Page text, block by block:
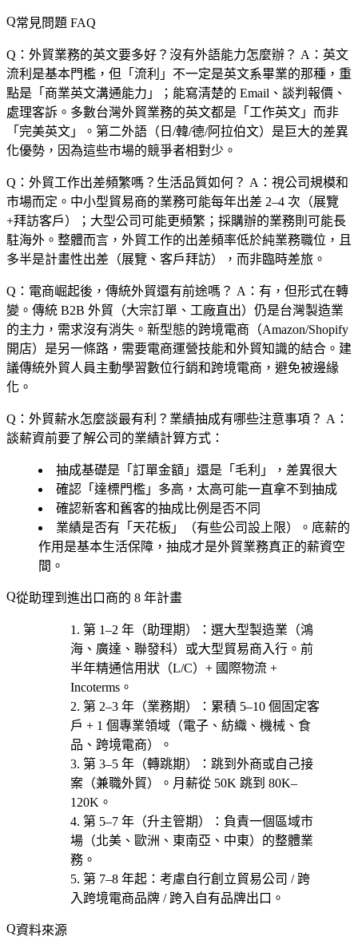
常見問題 FAQ
Q：外貿業務的英文要多好？沒有外語能力怎麼辦？ A：英文
流利是基本門檻，但「流利」不一定是英文系畢業的那種，重
點是「商業英文溝通能力」；能寫清楚的 Email、談判報價、
處理客訴。多數台灣外貿業務的英文都是「工作英文」而非
「完美英文」。第二外語（日/韓/德/阿拉伯文）是巨大的差異
化優勢，因為這些市場的競爭者相對少。
Q：外貿工作出差頻繁嗎？生活品質如何？ A：視公司規模和
市場而定。中小型貿易商的業務可能每年出差 2–4 次（展覽
+拜訪客戶）；大型公司可能更頻繁；採購辦的業務則可能長
駐海外。整體而言，外貿工作的出差頻率低於純業務職位，且
多半是計畫性出差（展覽、客戶拜訪），而非臨時差旅。
Q：電商崛起後，傳統外貿還有前途嗎？ A：有，但形式在轉
變。傳統 B2B 外貿（大宗訂單、工廠直出）仍是台灣製造業
的主力，需求沒有消失。新型態的跨境電商（Amazon/Shopify
開店）是另一條路，需要電商運營技能和外貿知識的結合。建
議傳統外貿人員主動學習數位行銷和跨境電商，避免被邊緣
化。
Q：外貿薪水怎麼談最有利？業績抽成有哪些注意事項？ A：
談薪資前要了解公司的業績計算方式：
抽成基礎是「訂單金額」還是「毛利」，差異很大
確認「達標門檻」多高，太高可能一直拿不到抽成
確認新客和舊客的抽成比例是否不同
業績是否有「天花板」（有些公司設上限）。底薪的
作用是基本生活保障，抽成才是外貿業務真正的薪資空
間。
從助理到進出口商的 8 年計畫
第 1–2 年（助理期） ：選大型製造業（鴻
海、廣達、聯發科）或大型貿易商 入行。前
半年精通信用狀（L/C）+ 國際物流 +
Incoterms。
第 2–3 年（業務期）
：累積 5–10 個固定客
戶 + 1 個專業領域（電子、紡織、機械、食
品、跨境電商）。
第 3–5 年（轉跳期）
：跳到外商或自己接
案（兼職外貿）。月薪從 50K 跳到 80K–
120K。
第 5–7 年（升主管期）
：負責一個區域市
場（北美、歐洲、東南亞、中東）的整體業
務。
第 7–8 年起 ：考慮自行創立貿易公司 / 跨
入跨境電商品牌 / 跨入自有品牌出口 。
資料來源